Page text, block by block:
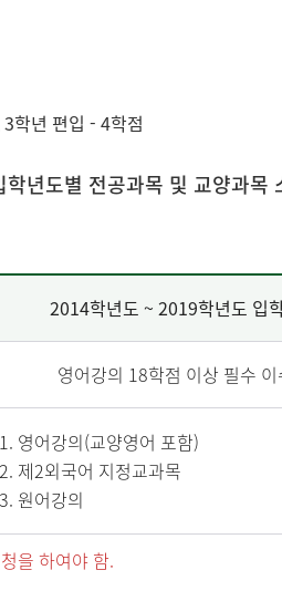
학년 편입 - 4학점
년도별 전공과목 및 교양과목
2014학년도 ~ 2019학년도 입
영어강의 18학점 이상 필수 이
영어강의(교양영어 포함)
제2외국어 지정교과목
원어강의
을 하여야 함.